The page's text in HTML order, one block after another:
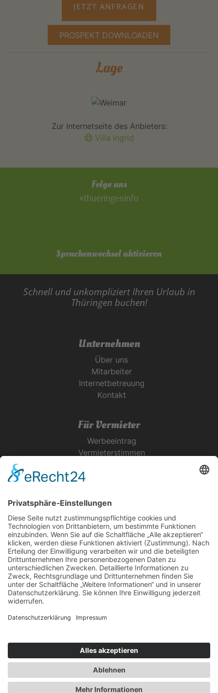
JETZT ANFRAGEN
PROSPEKT DOWNLOADEN
Lage
Zur Internetseite des Anbieters:
Villa Ingrid
Folge uns
#thueringeninfo
Sprachenwechsel aktivieren
Schnell und unkompliziert Ihren Urlaub in
Thüringen buchen!
Unternehmen
Über uns
Mitarbeiter
Internetbetreuung
Kontakt
Für Vermieter
Werbeeintrag
Vermieterstimmen
Urlaubsservice
Bücher, Karten & CD's
Ihre Anreise
Wetter
Links
Nutzungsbedingungen
Datenschutz
Reiseoasen.de